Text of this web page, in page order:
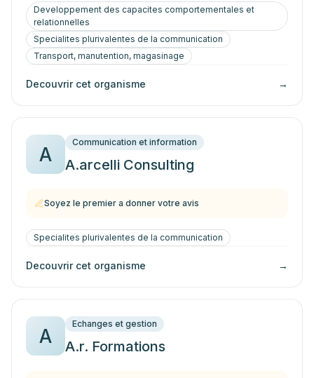
Developpement des capacites comportementales et
relationnelles
Specialites plurivalentes de la communication
Transport, manutention, magasinage
Decouvrir cet organisme →
A
Communication et information
A.arcelli Consulting
Soyez le premier a donner votre avis
Specialites plurivalentes de la communication
Decouvrir cet organisme →
A
Echanges et gestion
A.r. Formations